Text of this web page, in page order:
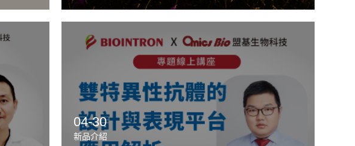
04-30
新品介紹